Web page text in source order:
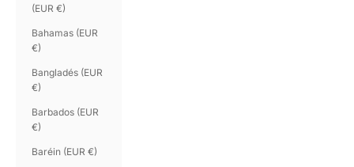
(EUR €)
Bahamas (EUR
€)
Bangladés (EUR
€)
Barbados (EUR
€)
Baréin (EUR €)